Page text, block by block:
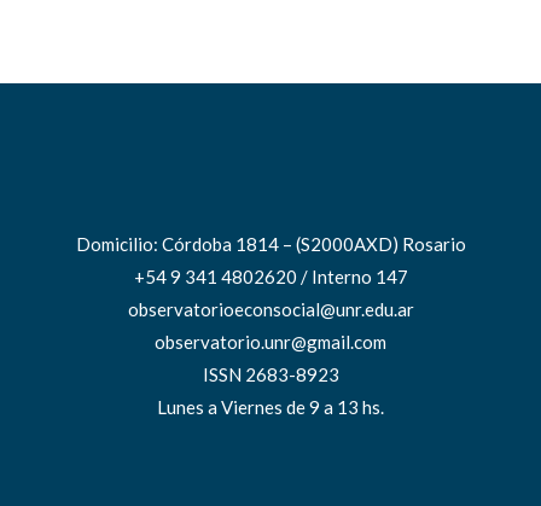
Domicilio: Córdoba 1814 – (S2000AXD) Rosario
+54 9 341 4802620 / Interno 147
observatorioeconsocial@unr.edu.ar
observatorio.unr@gmail.com
ISSN 2683-8923
Lunes a Viernes de 9 a 13 hs.